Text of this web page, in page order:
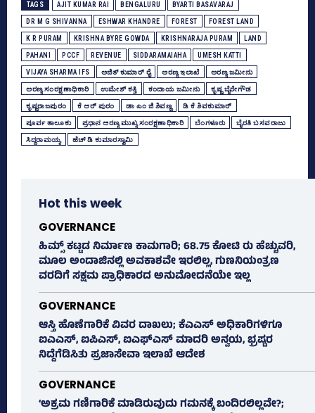
TAGS AJIT KUMAR RAI BENGALURU BYARTI BASAVARAJ
DR M G SHIVANNA ESHWAR KHANDRE FOREST FOREST LAND
K R PURAM KRISHNA BYRE GOWDA KRISHNARAJA PURAM LAND
PAHANI PCCF REVENUE SIDDARAMAIAHA UMESH KATTI
VIJAYA SHARMA IFS ಅಜಿತ್‌ ಕುಮಾರ್‍‌ ರೈ ಅರಣ್ಯ ಇಲಾಖೆ ಅರಣ್ಯ ಜಮೀನು
ಅರಣ್ಯ ಸಂರಕ್ಷಣಾಧಿಕಾರಿ ಉಮೇಶ್‌ ಕತ್ತಿ ಕಂದಾಯ ಜಮೀನು ಕೃಷ್ಣ ಬೈರೇಗೌಡ
ಕೃಷ್ಣರಾಜಪುರಂ ಕೆ ಆರ್‌ ಪುರಂ ಡಾ ಎಂ ಜಿ ಶಿವಣ್ಣ ಡಿ ಕೆ ಶಿವಕುಮಾರ್
ಪೂರ್ವ ತಾಲೂಕು ಪ್ರಧಾನ ಅರಣ್ಯ ಮುಖ್ಯ ಸಂರಕ್ಷಣಾಧಿಕಾರಿ ಬೆಂಗಳೂರು ಬೈರತಿ ಬಸವರಾಜು
ಸಿದ್ದರಾಮಯ್ಯ ಹೆಚ್‌ ಡಿ ಕುಮಾರಸ್ವಾಮಿ
Hot this week
GOVERNANCE
ಹಿಮ್ಸ್‌ ಕಟ್ಟಡ ನಿರ್ಮಾಣ ಕಾಮಗಾರಿ; 68.75 ಕೋಟಿ ರು ಹೆಚ್ಚುವರಿ,
ಮೂಲ ಅಂದಾಜಿನಲ್ಲಿ ಅವಕಾಶವೇ ಇರಲಿಲ್ಲ, ಗುಣನಿಯಂತ್ರಣ
ವರದಿಗೆ ಸಕ್ಷಮ ಪ್ರಾಧಿಕಾರದ ಅನುಮೋದನೆಯೇ ಇಲ್ಲ
GOVERNANCE
ಆಸ್ತಿ ಹೊಣೆಗಾರಿಕೆ ವಿವರ ದಾಖಲು; ಕೆಎಎಸ್ ಅಧಿಕಾರಿಗಳಿಗೂ
ಐಎಎಸ್‌, ಐಪಿಎಸ್‌, ಐಎಫ್‌ಎಸ್‌ ಮಾದರಿ ಅನ್ವಯ, ಭ್ರಷ್ಟರ
ನಿದ್ದೆಗೆಡಿಸಿತು ಪ್ರಜಾಸೇವಾ ಇಲಾಖೆ ಆದೇಶ
GOVERNANCE
‘ಅಕ್ರಮ ಗಣಿಗಾರಿಕೆ ಮಾಡಿರುವುದು ಗಮನಕ್ಕೆ ಬಂದಿರಲಿಲ್ಲವೇ?;